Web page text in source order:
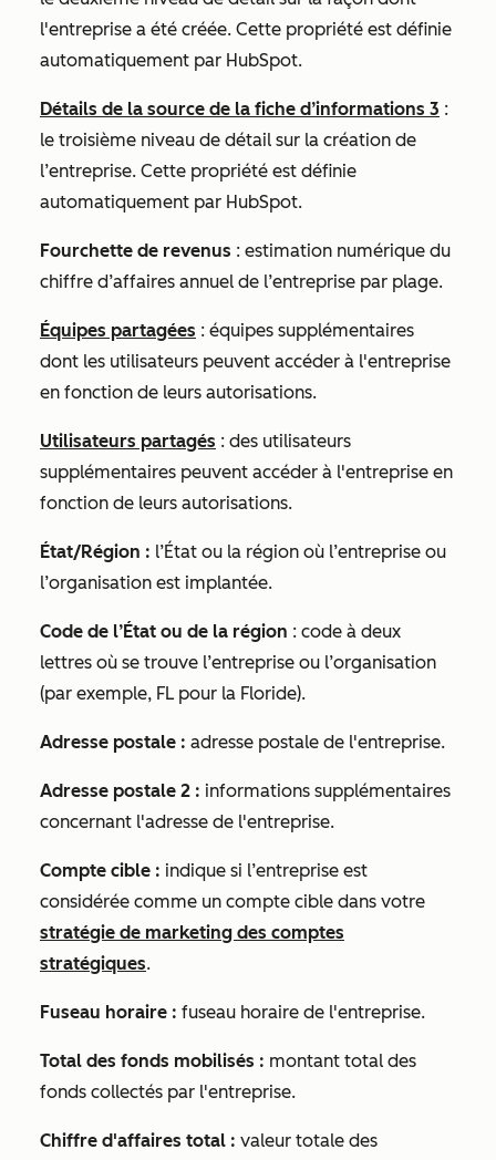
l'entreprise a été créée. Cette propriété est définie
automatiquement par HubSpot.
Détails de la source de la fiche d’informations 3 :
le troisième niveau de détail sur la création de
l’entreprise. Cette propriété est définie
automatiquement par HubSpot.
Fourchette de revenus : estimation numérique du
chiffre d’affaires annuel de l’entreprise par plage.
Équipes partagées : équipes supplémentaires
dont les utilisateurs peuvent accéder à l'entreprise
en fonction de leurs autorisations.
Utilisateurs partagés : des utilisateurs
supplémentaires peuvent accéder à l'entreprise en
fonction de leurs autorisations.
État/Région : l’État ou la région où l’entreprise ou
l’organisation est implantée.
Code de l’État ou de la région : code à deux
lettres où se trouve l’entreprise ou l’organisation
(par exemple, FL pour la Floride).
Adresse postale : adresse postale de l'entreprise.
Adresse postale 2 : informations supplémentaires
concernant l'adresse de l'entreprise.
Compte cible : indique si l’entreprise est
considérée comme un compte cible dans votre
stratégie de marketing des comptes
stratégiques.
Fuseau horaire : fuseau horaire de l'entreprise.
Total des fonds mobilisés : montant total des
fonds collectés par l'entreprise.
Chiffre d'affaires total : valeur totale des